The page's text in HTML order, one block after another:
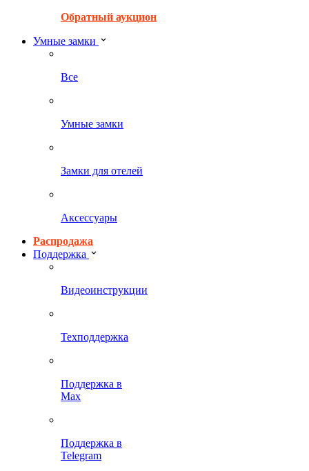
Обратный аукцион
Умные замки
Все
Умные замки
Замки для отелей
Аксессуары
Распродажа
Поддержка
Видеоинструкции
Техподдержка
Поддержка в
Max
Поддержка в
Telegram